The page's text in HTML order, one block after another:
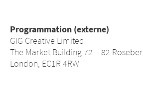
Programmation (externe)
GIG Creative Limited
The Market Building 72 – 82
London, EC1R 4RW
EXIT
CONTINUE TO
au site